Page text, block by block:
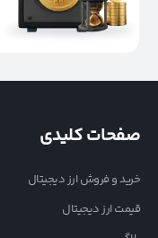
صفحات کلیدی
خرید و فروش ارز دیجیتال
قیمت ارز دیجیتال